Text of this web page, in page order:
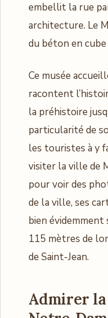
embellit la rue
architecture. Le
du béton en
Ce musée
racontent
la préhistoire
particularité de
les touristes à y
visiter la ville de
pour voir des
de la ville, ses
bien
115 mètres de
de Saint-Jean.
Admirer